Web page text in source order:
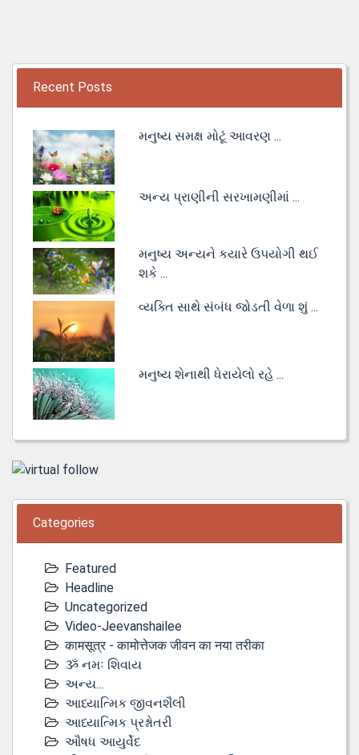
Recent Posts
મનુષ્ય સમક્ષ મોટૂં આવરણ ...
અન્ય પ્રાણીની સરખામણીમાં ...
મનુષ્ય અન્યને કયારે ઉપયોગી થઈ
શકે ...
વ્યક્તિ સાથે સંબંધ જોડતી વેળા શું ...
મનુષ્ય શેનાથી ધેરાયેલો રહે ...
Categories
Featured
Headline
Uncategorized
Video-Jeevanshailee
कामसूत्र - कामोत्तेजक जीवन का नया तरीका
ૐ નમઃ શિવાય
અન્ય...
આધ્યાત્મિક જીવનશૈલી
આધ્યાત્મિક પ્રશ્નોતરી
ઔષધ આયુર્વેદ